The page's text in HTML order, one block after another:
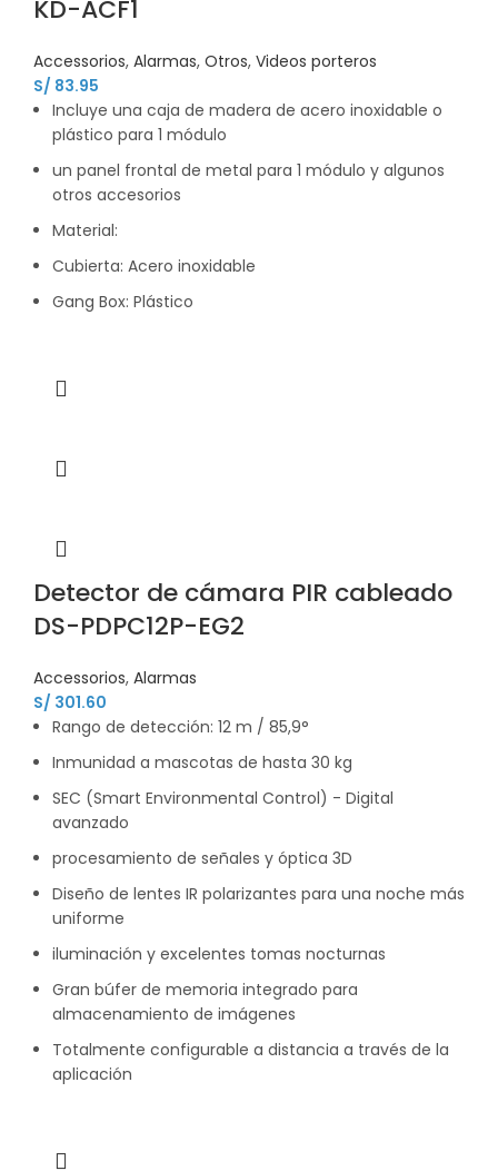
KD-ACF1
Accessorios, Alarmas, Otros, Videos porteros
S/ 83.95
Incluye una caja de madera de acero inoxidable o
plástico para 1 módulo
un panel frontal de metal para 1 módulo y algunos
otros accesorios
Material:
Cubierta: Acero inoxidable
Gang Box: Plástico
Detector de cámara PIR cableado
DS-PDPC12P-EG2
Accessorios, Alarmas
S/ 301.60
Rango de detección: 12 m / 85,9°
Inmunidad a mascotas de hasta 30 kg
SEC (Smart Environmental Control) - Digital
avanzado
procesamiento de señales y óptica 3D
Diseño de lentes IR polarizantes para una noche más
uniforme
iluminación y excelentes tomas nocturnas
Gran búfer de memoria integrado para
almacenamiento de imágenes
Totalmente configurable a distancia a través de la
aplicación